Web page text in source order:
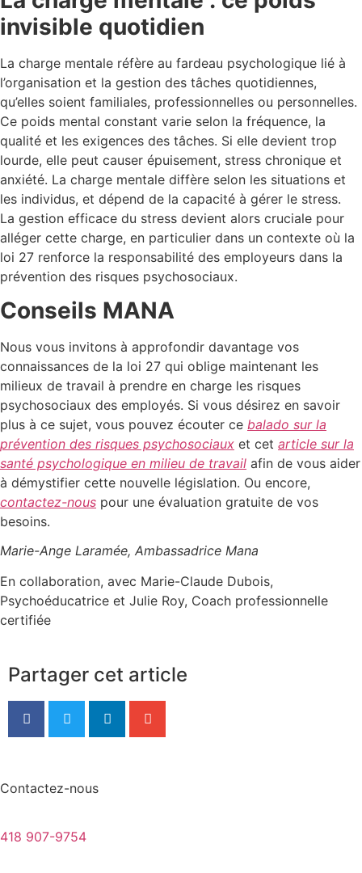
invisible quotidien
La charge mentale réfère au fardeau psychologique lié à
l’organisation et la gestion des tâches quotidiennes,
qu’elles soient familiales, professionnelles ou personnelles.
Ce poids mental constant varie selon la fréquence, la
qualité et les exigences des tâches. Si elle devient trop
lourde, elle peut causer épuisement, stress chronique et
anxiété. La charge mentale diffère selon les situations et
les individus, et dépend de la capacité à gérer le stress.
La gestion efficace du stress devient alors cruciale pour
alléger cette charge, en particulier dans un contexte où la
loi 27 renforce la responsabilité des employeurs dans la
prévention des risques psychosociaux.
Conseils MANA
Nous vous invitons à approfondir davantage vos
connaissances de la loi 27 qui oblige maintenant les
milieux de travail à prendre en charge les risques
psychosociaux des employés. Si vous désirez en savoir
plus à ce sujet, vous pouvez écouter ce balado sur la
prévention des risques psychosociaux et cet article sur la
santé psychologique en milieu de travail afin de vous aider
à démystifier cette nouvelle législation. Ou encore,
contactez-nous pour une évaluation gratuite de vos
besoins.
Marie-Ange Laramée, Ambassadrice Mana
En collaboration, avec Marie-Claude Dubois,
Psychoéducatrice et Julie Roy, Coach professionnelle
certifiée
Partager cet article
Contactez-nous
418 907-9754